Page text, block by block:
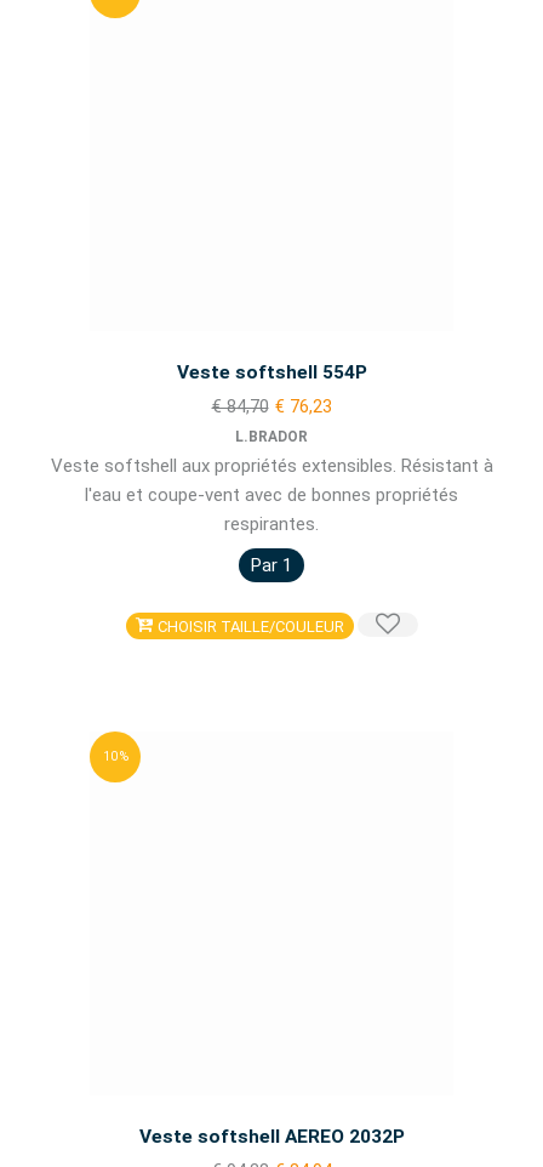
Veste softshell 554P
€ 84,70 € 76,23
L.BRADOR
Veste softshell aux propriétés extensibles. Résistant à
l'eau et coupe-vent avec de bonnes propriétés
respirantes.
Par 1
CHOISIR TAILLE/COULEUR
10 %
Veste softshell AEREO 2032P